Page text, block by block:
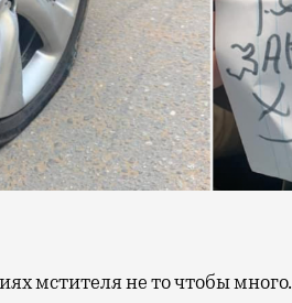
мстителя не то чтобы много.